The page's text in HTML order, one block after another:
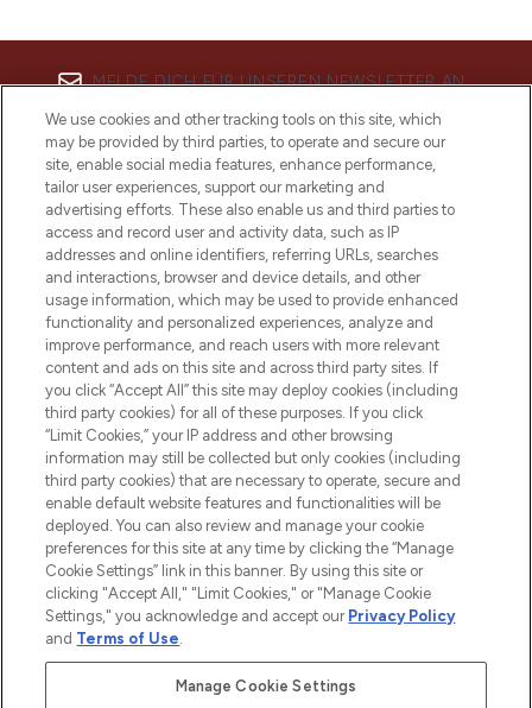
MELDE DICH FÜR UNSEREN NEWSLETTER AN
ANMELDEN
LOOKFANTASTIC ist Europas ultimativer
Beauty-Onlineshop mit den besten
Produkten aus Haut- und Haarpflege
sowie Make-Up von über 200
renommierten Marken. Shoppe online
oder über die App mit kostenloser
Lieferung ab einem Einkaufswert von 30€.
Cookie-Einwilligung
Do Not Sell or Share My Personal
We use cookies and other tracking tools on this site, which
may be provided by third parties, to operate and secure our
site, enable social media features, enhance performance,
tailor user experiences, support our marketing and
advertising efforts. These also enable us and third parties to
access and record user and activity data, such as IP
addresses and online identifiers, referring URLs, searches
and interactions, browser and device details, and other
usage information, which may be used to provide enhanced
functionality and personalized experiences, analyze and
improve performance, and reach users with more relevant
content and ads on this site and across third party sites. If
you click “Accept All” this site may deploy cookies (including
third party cookies) for all of these purposes. If you click
“Limit Cookies,” your IP address and other browsing
information may still be collected but only cookies (including
third party cookies) that are necessary to operate, secure and
enable default website features and functionalities will be
deployed. You can also review and manage your cookie
preferences for this site at any time by clicking the “Manage
Cookie Settings” link in this banner. By using this site or
clicking "Accept All," "Limit Cookies," or "Manage Cookie
Settings," you acknowledge and accept our Privacy Policy
and Terms of Use.
Manage Cookie Settings